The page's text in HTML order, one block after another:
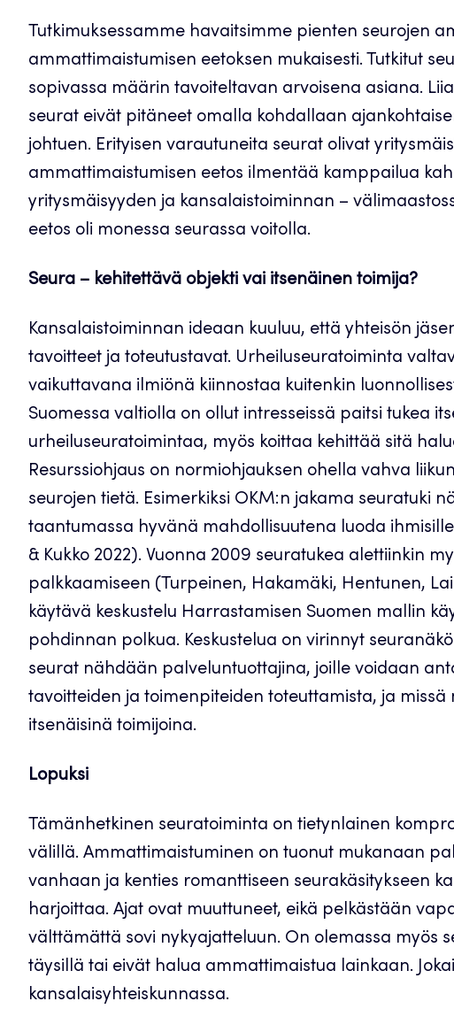
Tutkimuksessamme havaitsimme pienten seurojen
ammattimaistumisen eetoksen mukaisesti. Tutkitut
sopivassa määrin tavoiteltavan arvoisena asiana.
seurat eivät pitäneet omalla kohdallaan
johtuen. Erityisen varautuneita seurat olivat
ammattimaistumisen eetos ilmentää kamppailua
yritysmäisyyden ja kansalaistoiminnan –
eetos oli monessa seurassa voitolla.
Seura – kehitettävä objekti vai itsenäinen toimija?
Kansalaistoiminnan ideaan kuuluu, että yhteisön
tavoitteet ja toteutustavat. Urheiluseuratoiminta
vaikuttavana ilmiönä kiinnostaa kuitenkin
Suomessa valtiolla on ollut intresseissä paitsi tukea
urheiluseuratoimintaa, myös koittaa kehittää sitä
Resurssiohjaus on normiohjauksen ohella vahva
seurojen tietä. Esimerkiksi OKM:n jakama seuratuki
taantumassa hyvänä mahdollisuutena luoda
& Kukko 2022). Vuonna 2009 seuratukea alettiinkin
palkkaamiseen (Turpeinen, Hakamäki, Hentunen,
käytävä keskustelu Harrastamisen Suomen mallin
pohdinnan polkua. Keskustelua on virinnyt
seurat nähdään palveluntuottajina, joille voidaan
tavoitteiden ja toimenpiteiden toteuttamista, ja
itsenäisinä toimijoina.
Lopuksi
Tämänhetkinen seuratoiminta on tietynlainen
välillä. Ammattimaistuminen on tuonut mukanaan
vanhaan ja kenties romanttiseen seurakäsitykseen
harjoittaa. Ajat ovat muuttuneet, eikä pelkästään
välttämättä sovi nykyajatteluun. On olemassa myös
täysillä tai eivät halua ammattimaistua lainkaan.
kansalaisyhteiskunnassa.